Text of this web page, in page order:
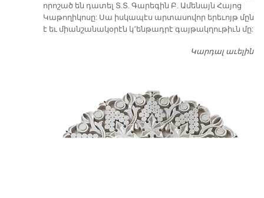
որոշած են դատել Տ.Տ. Գարեգին Բ. Ամենայն Հայոց
Կաթողիկոսը: Սա իսկապէս արտասովոր երեւոյթ մըն
է եւ միանշանակօրէն կ՚ենթադրէ գայթակղութիւն մը:
Կարդալ աւելին